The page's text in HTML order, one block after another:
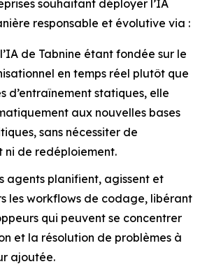
souhaitant déployer l’IA
responsable et évolutive via :
l’IA de Tabnine étant fondée sur le
en temps réel plutôt que
d’entraînement statiques, elle
aux nouvelles bases
sans nécessiter de
ni de redéploiement.
agents planifient, agissent et
les workflows de codage, libérant
qui peuvent se concentrer
et la résolution de problèmes à
ajoutée.